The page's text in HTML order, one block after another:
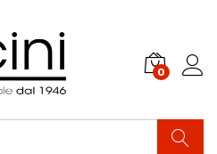
0